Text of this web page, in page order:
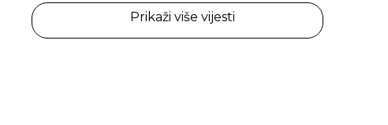
Prikaži više vijesti